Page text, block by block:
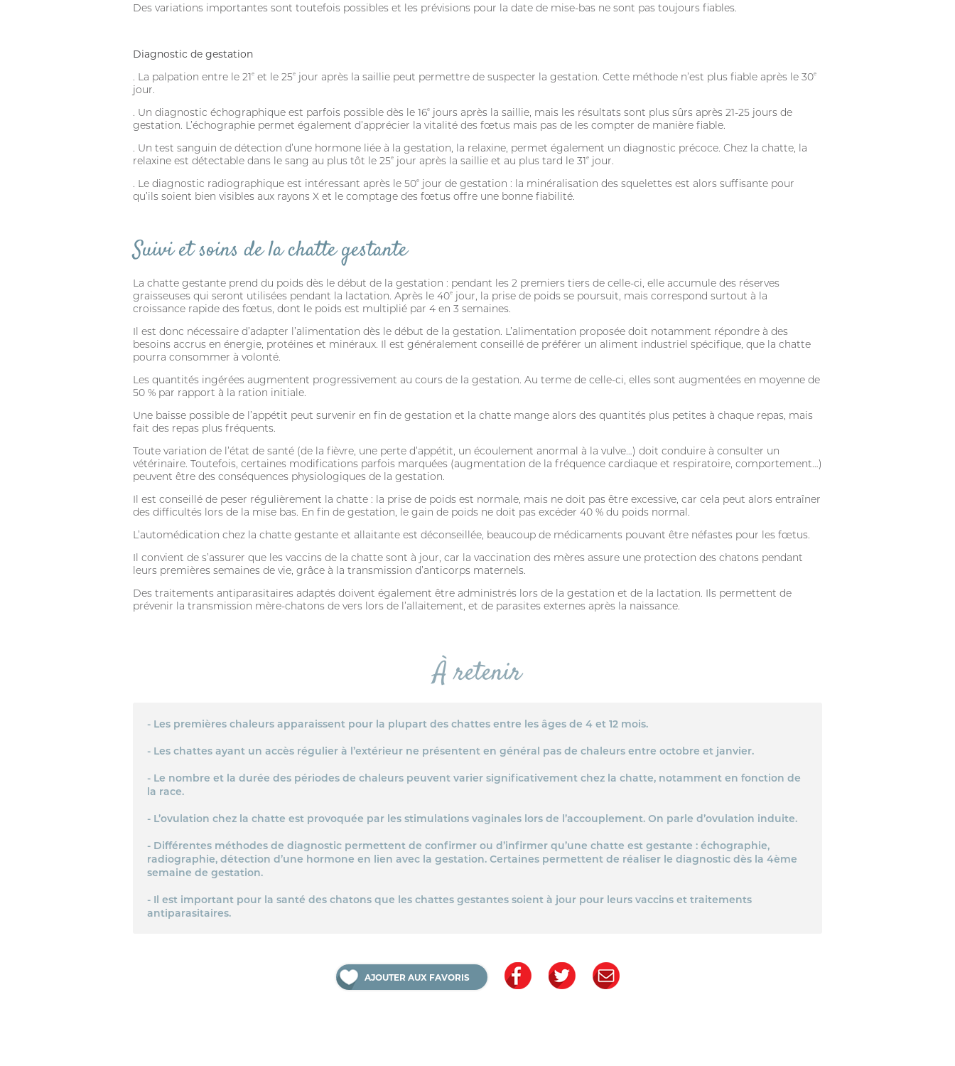
Des variations importantes sont toutefois possibles et les prévisions pour la date de mise-bas ne sont pas toujours fiables.
Diagnostic de gestation
. La palpation entre le 21e et le 25e jour après la saillie peut permettre de suspecter la gestation. Cette méthode n’est plus fiable après le 30e
jour.
. Un diagnostic échographique est parfois possible dès le 16e jours après la saillie, mais les résultats sont plus sûrs après 21-25 jours de
gestation. L’échographie permet également d’apprécier la vitalité des fœtus mais pas de les compter de manière fiable.
. Un test sanguin de détection d’une hormone liée à la gestation, la relaxine, permet également un diagnostic précoce. Chez la chatte, la
relaxine est détectable dans le sang au plus tôt le 25e jour après la saillie et au plus tard le 31e jour.
. Le diagnostic radiographique est intéressant après le 50e jour de gestation : la minéralisation des squelettes est alors suffisante pour
qu’ils soient bien visibles aux rayons X et le comptage des fœtus offre une bonne fiabilité.
Suivi et soins de la chatte gestante
La chatte gestante prend du poids dès le début de la gestation : pendant les 2 premiers tiers de celle-ci, elle accumule des réserves
graisseuses qui seront utilisées pendant la lactation. Après le 40e jour, la prise de poids se poursuit, mais correspond surtout à la
croissance rapide des fœtus, dont le poids est multiplié par 4 en 3 semaines.
Il est donc nécessaire d’adapter l’alimentation dès le début de la gestation. L’alimentation proposée doit notamment répondre à des
besoins accrus en énergie, protéines et minéraux. Il est généralement conseillé de préférer un aliment industriel spécifique, que la chatte
pourra consommer à volonté.
Les quantités ingérées augmentent progressivement au cours de la gestation. Au terme de celle-ci, elles sont augmentées en moyenne de
50 % par rapport à la ration initiale.
Une baisse possible de l’appétit peut survenir en fin de gestation et la chatte mange alors des quantités plus petites à chaque repas, mais
fait des repas plus fréquents.
Toute variation de l’état de santé (de la fièvre, une perte d’appétit, un écoulement anormal à la vulve…) doit conduire à consulter un
vétérinaire. Toutefois, certaines modifications parfois marquées (augmentation de la fréquence cardiaque et respiratoire, comportement…)
peuvent être des conséquences physiologiques de la gestation.
Il est conseillé de peser régulièrement la chatte : la prise de poids est normale, mais ne doit pas être excessive, car cela peut alors entraîner
des difficultés lors de la mise bas. En fin de gestation, le gain de poids ne doit pas excéder 40 % du poids normal.
L’automédication chez la chatte gestante et allaitante est déconseillée, beaucoup de médicaments pouvant être néfastes pour les fœtus.
Il convient de s’assurer que les vaccins de la chatte sont à jour, car la vaccination des mères assure une protection des chatons pendant
leurs premières semaines de vie, grâce à la transmission d’anticorps maternels.
Des traitements antiparasitaires adaptés doivent également être administrés lors de la gestation et de la lactation. Ils permettent de
prévenir la transmission mère-chatons de vers lors de l’allaitement, et de parasites externes après la naissance.
À retenir
- Les premières chaleurs apparaissent pour la plupart des chattes entre les âges de 4 et 12 mois.
- Les chattes ayant un accès régulier à l’extérieur ne présentent en général pas de chaleurs entre octobre et janvier.
- Le nombre et la durée des périodes de chaleurs peuvent varier significativement chez la chatte, notamment en fonction de
la race.
- L’ovulation chez la chatte est provoquée par les stimulations vaginales lors de l’accouplement. On parle d’ovulation induite.
- Différentes méthodes de diagnostic permettent de confirmer ou d’infirmer qu’une chatte est gestante : échographie,
radiographie, détection d’une hormone en lien avec la gestation. Certaines permettent de réaliser le diagnostic dès la 4ème
semaine de gestation.
- Il est important pour la santé des chatons que les chattes gestantes soient à jour pour leurs vaccins et traitements
antiparasitaires.
AJOUTER AUX FAVORIS
Mot passe oublié?
SE CONNECTER